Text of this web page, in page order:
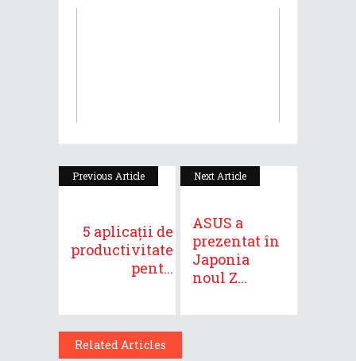
Previous Article
5 aplicații de
productivitate
pent...
Next Article
ASUS a
prezentat în
Japonia
noul Z...
Related Articles